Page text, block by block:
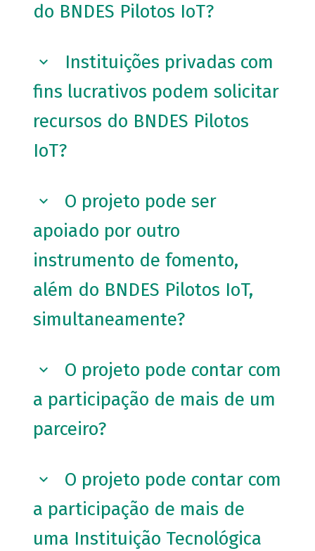
do BNDES Pilotos IoT?
Instituições privadas com
fins lucrativos podem solicitar
recursos do BNDES Pilotos
IoT?
O projeto pode ser
apoiado por outro
instrumento de fomento,
além do BNDES Pilotos IoT,
simultaneamente?
O projeto pode contar com
a participação de mais de um
parceiro?
O projeto pode contar com
a participação de mais de
uma Instituição Tecnológica